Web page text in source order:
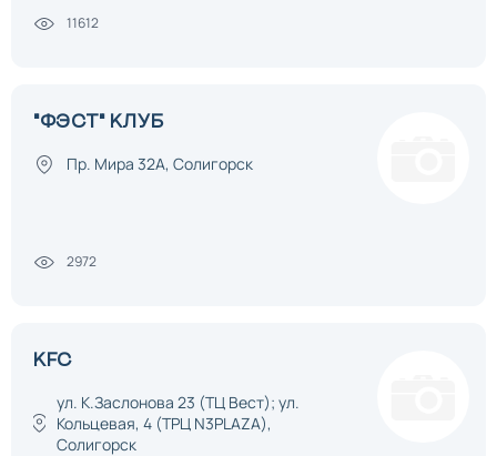
11612
"ФЭСТ" КЛУБ
Пр. Мира 32А, Солигорск
2972
KFC
ул. К.Заслонова 23 (ТЦ Вест); ул.
Кольцевая, 4 (ТРЦ N3PLAZA),
Солигорск